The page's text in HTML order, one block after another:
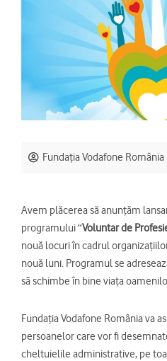
Fundația Vodafone România
Avem plăcerea să anunțăm
programului “Voluntar de
nouă locuri în cadrul
nouă luni. Programul se
să schimbe în bine viața
Fundația Vodafone România va
persoanelor care vor fi
cheltuielile administrative, pe